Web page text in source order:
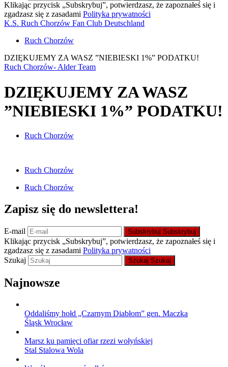
Klikając przycisk „Subskrybuj”, potwierdzasz, że zapoznałeś się i
zgadzasz się z zasadami Polityka prywatności
K.S. Ruch Chorzów Fan Club Deutschland
Ruch Chorzów
DZIĘKUJEMY ZA WASZ ”NIEBIESKI 1%” PODATKU!
Ruch Chorzów- Alder Team
DZIĘKUJEMY ZA WASZ
”NIEBIESKI 1%” PODATKU!
Ruch Chorzów
Ruch Chorzów
Ruch Chorzów
Zapisz się do newslettera!
E-mail Subskrybuj Subskrybuj
Klikając przycisk „Subskrybuj”, potwierdzasz, że zapoznałeś się i
zgadzasz się z zasadami Polityka prywatności
Szukaj
Szukaj Szukaj
Najnowsze
Oddaliśmy hołd „Czarnym Diabłom” gen. Maczka
Śląsk Wrocław
Marsz ku pamięci ofiar rzezi wołyńskiej
Stal Stalowa Wola